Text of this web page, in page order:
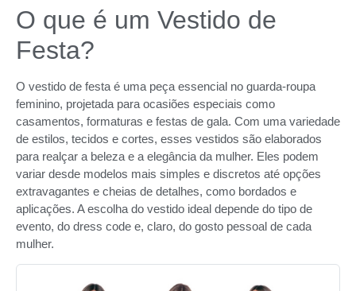
O que é um Vestido de
Festa?
O vestido de festa é uma peça essencial no guarda-roupa
feminino, projetada para ocasiões especiais como
casamentos, formaturas e festas de gala. Com uma variedade
de estilos, tecidos e cortes, esses vestidos são elaborados
para realçar a beleza e a elegância da mulher. Eles podem
variar desde modelos mais simples e discretos até opções
extravagantes e cheias de detalhes, como bordados e
aplicações. A escolha do vestido ideal depende do tipo de
evento, do dress code e, claro, do gosto pessoal de cada
mulher.